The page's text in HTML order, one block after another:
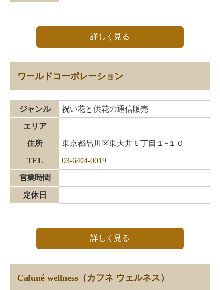
詳しく見る
ワールドコーポレーション
ジャンル 祝い花と供花の通信販売
エリア
住所 東京都品川区東大井６丁目１−１０
TEL 03-6404-0019
営業時間
定休日
詳しく見る
Cafuné wellness（カフネ ウェルネス）